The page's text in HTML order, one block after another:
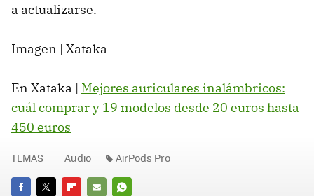
a actualizarse.
Imagen | Xataka
En Xataka | Mejores auriculares inalámbricos:
cuál comprar y 19 modelos desde 20 euros hasta
450 euros
TEMAS Audio AirPods Pro